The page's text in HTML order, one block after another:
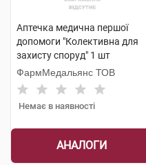
Аптечка медична першої
допомоги "Колективна для
захисту споруд" 1 шт
ФармМедальянс ТОВ
Немає в наявності
АНАЛОГИ